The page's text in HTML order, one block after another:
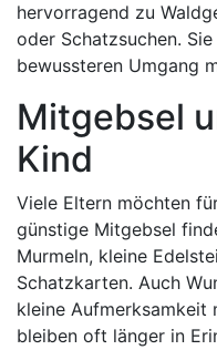
hervorragend zu
oder Schatzsuchen.
bewussteren Umgang
Mitgebsel
Kind
Viele Eltern möchten
günstige Mitgebsel
Murmeln, kleine
Schatzkarten. Auch
kleine Aufmerksamkeit
bleiben oft länger in